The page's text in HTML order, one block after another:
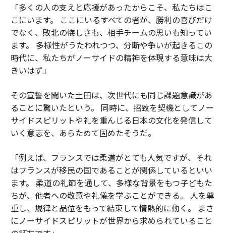
「多くの人の支えと応援があったからこそ、私たちはこ
こにいます。 ここにいるすべての者が、勝利の喜びだけ
でなく、敗北の悔しさも、相手チームの思いも知ってい
ます。 多様性がうたわれつつ、分断や争いが起きるこの
時代に、私たちがノーサイドの精神を体現する意味は大
きいはず」
その宣誓を聞いた土田は、次世代にも同じ課題意識があ
ることに驚いたという。 同時に、招致を契機としてノー
サイドスピリットや礼を重んじる日本の文化を発信して
いく意志を、あらためて固めたそうだ。
「例えば、フランスでは柔道がとても人気ですが、それ
はフランスが移民の国であることが関係しているといい
ます。 柔道の礼節を通して、多様な背景をもつ子どもた
ちが、他者への敬意や礼儀を学ぶことができる。 人を尊
重し、規律と品位をもって結束して情熱的に動く。 まさ
にノーサイドスピリットが世界から求められていること